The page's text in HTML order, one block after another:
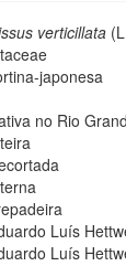
verticillata
japonesa
no Rio
Luís
Luís